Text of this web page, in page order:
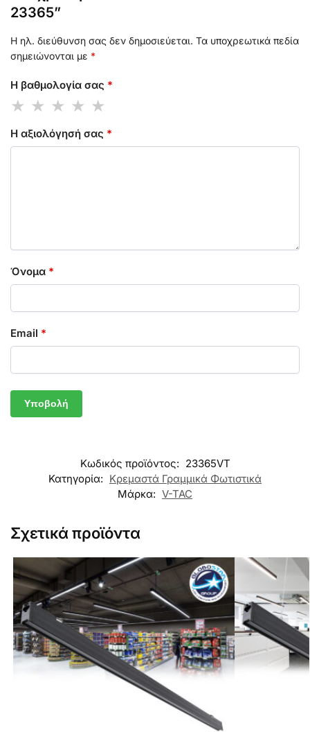
23365”
Η ηλ. διεύθυνση σας δεν δημοσιεύεται. Τα υποχρεωτικά πεδία
σημειώνονται με *
Η βαθμολογία σας *
Η αξιολόγησή σας *
Όνομα *
Email *
Κωδικός προϊόντος: 23365VT
Κατηγορία: Κρεμαστά Γραμμικά Φωτιστικά
Μάρκα: V-TAC
Σχετικά προϊόντα